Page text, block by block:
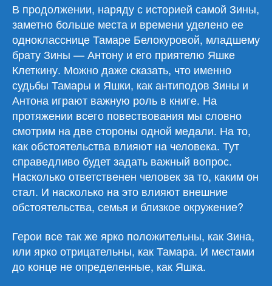
В продолжении, наряду с историей самой Зины,
заметно больше места и времени уделено ее
однокласснице Тамаре Белокуровой, младшему
брату Зины — Антону и его приятелю Яшке
Клеткину. Можно даже сказать, что именно
судьбы Тамары и Яшки, как антиподов Зины и
Антона играют важную роль в книге. На
протяжении всего повествования мы словно
смотрим на две стороны одной медали. На то,
как обстоятельства влияют на человека. Тут
справедливо будет задать важный вопрос.
Насколько ответственен человек за то, каким он
стал. И насколько на это влияют внешние
обстоятельства, семья и близкое окружение?
Герои все так же ярко положительны, как Зина,
или ярко отрицательны, как Тамара. И местами
до конце не определенные, как Яшка.